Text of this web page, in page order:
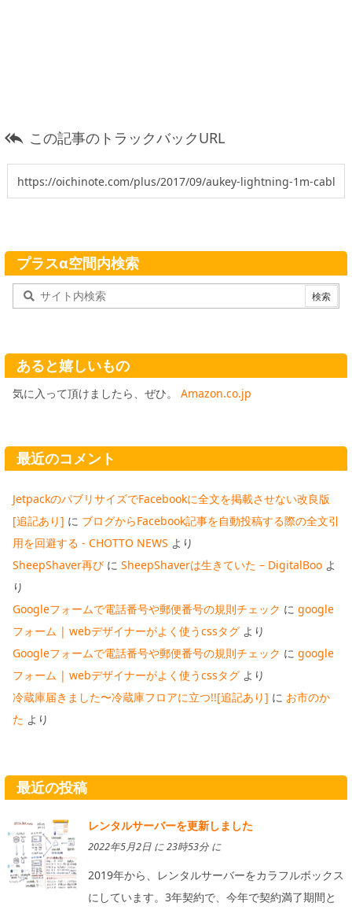
 この記事のトラックバックURL
プラスα空間内検索
あると嬉しいもの
気に入って頂けましたら、ぜひ。 Amazon.co.jp
最近のコメント
JetpackのパブリサイズでFacebookに全文を掲載させない改良版
[追記あり] に ブログからFacebook記事を自動投稿する際の全文引
用を回避する - CHOTTO NEWS より
SheepShaver再び に SheepShaverは生きていた – DigitalBoo よ
り
Googleフォームで電話番号や郵便番号の規則チェック に google
フォーム | webデザイナーがよく使うcssタグ より
Googleフォームで電話番号や郵便番号の規則チェック に google
フォーム | webデザイナーがよく使うcssタグ より
冷蔵庫届きました〜冷蔵庫フロアに立つ!![追記あり] に お市のか
た より
最近の投稿
レンタルサーバーを更新しました
2022年5月2日 に 23時53分 に
2019年から、レンタルサーバーをカラフルボックス
にしています。3年契約で、今年で契約満了期間と